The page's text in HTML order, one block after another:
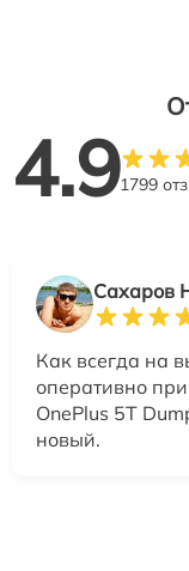
4.91799
Сахаров
Как всегда на
оперативно
OnePlus 5T
новый.